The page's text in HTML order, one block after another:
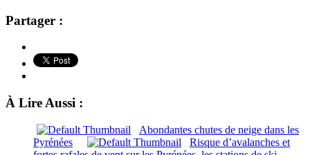
Partager :
À Lire Aussi :
Abondantes chutes de neige dans les
Pyrénées
Risque d’avalanches et